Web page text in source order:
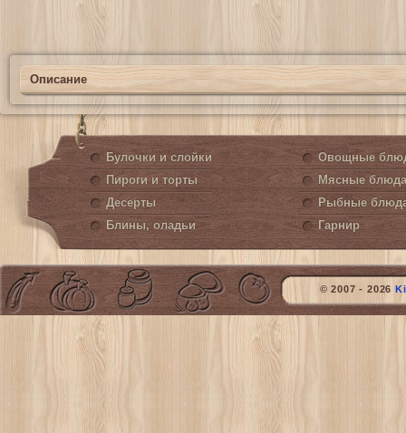
Описание
Булочки и слойки
Пироги и торты
Десерты
Блины, оладьи
Овощные
Мясные блюда
Рыбные
Гарнир
© 2007 - 2026